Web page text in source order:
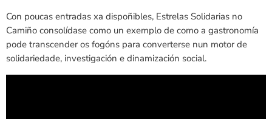
Con poucas entradas xa dispoñibles, Estrelas Solidarias no
Camiño consolídase como un exemplo de como a gastronomía
pode transcender os fogóns para converterse nun motor de
solidariedade, investigación e dinamización social.